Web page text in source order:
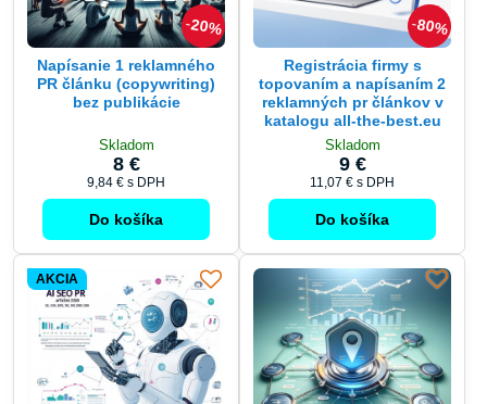
20%
Napísanie 1 reklamného
PR článku (copywriting)
bez publikácie
Skladom
8 €
9,84 € s DPH
Do košíka
80%
Registrácia firmy s
topovaním a napísaním 2
reklamných pr článkov v
katalogu all-the-best.eu
Skladom
9 €
11,07 € s DPH
Do košíka
AKCIA